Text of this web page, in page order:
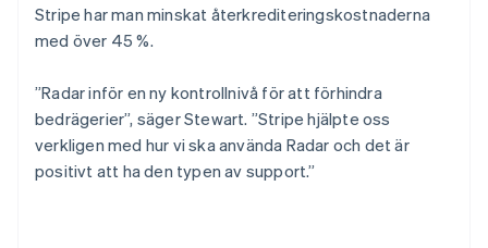
Stripe har man minskat återkrediteringskostnaderna
med över 45 %.
”Radar inför en ny kontrollnivå för att förhindra
bedrägerier”, säger Stewart. ”Stripe hjälpte oss
verkligen med hur vi ska använda Radar och det är
positivt att ha den typen av support.”